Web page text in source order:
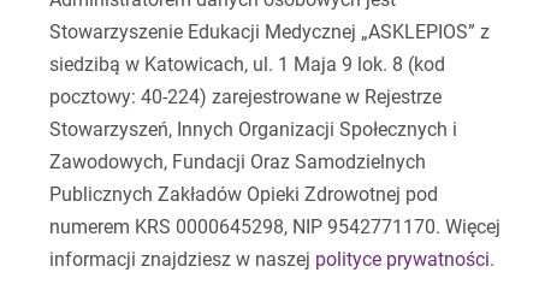
Stowarzyszenie Edukacji Medycznej „ASKLEPIOS” z
siedzibą w Katowicach, ul. 1 Maja 9 lok. 8 (kod
pocztowy: 40-224) zarejestrowane w Rejestrze
Stowarzyszeń, Innych Organizacji Społecznych i
Zawodowych, Fundacji Oraz Samodzielnych
Publicznych Zakładów Opieki Zdrowotnej pod
numerem KRS 0000645298, NIP 9542771170. Więcej
informacji znajdziesz w naszej polityce prywatności.